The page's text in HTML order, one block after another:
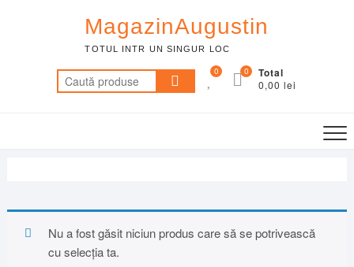
MagazinAugustin
TOTUL INTR UN SINGUR LOC
Caută
după:
0 Total
0,00 lei
0
Nu a fost găsit niciun produs care să se potrivească
cu selecția ta.